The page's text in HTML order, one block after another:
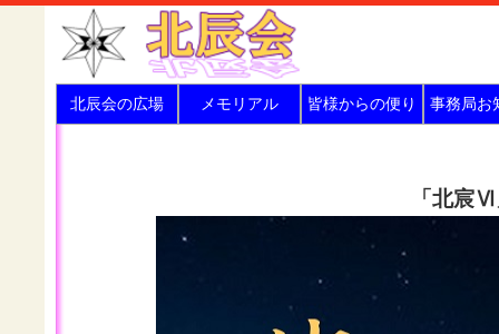
北辰会の広場 メモリアル 皆様からの便り 事務局お
「北宸